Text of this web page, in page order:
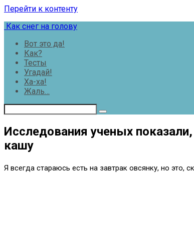
Перейти к контенту
Как снег на голову
Вот это да!
Как?
Тесты
Угадай!
Ха-ха!
Жаль…
Исследования ученых
кашу
Я всегда стараюсь есть на завтрак овсянку, но это,